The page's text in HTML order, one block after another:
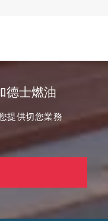
德士燃油
提供切您業務